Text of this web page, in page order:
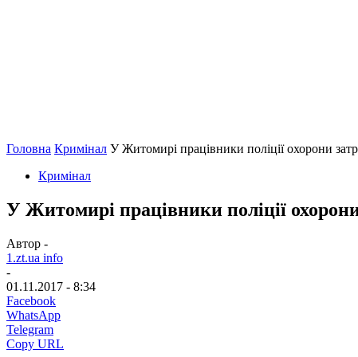
Головна Кримінал У Житомирі працівники поліції охорони
Кримінал
У Житомирі працівники поліції
Автор -
1.zt.ua info
-
01.11.2017 - 8:34
Facebook
WhatsApp
Telegram
Copy URL